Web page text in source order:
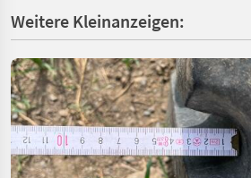
Weitere Kleinanzeigen: